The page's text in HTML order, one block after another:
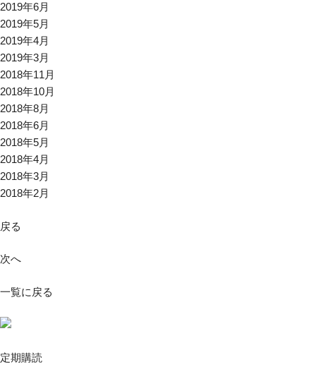
2019年6月
2019年5月
2019年4月
2019年3月
2018年11月
2018年10月
2018年8月
2018年6月
2018年5月
2018年4月
2018年3月
2018年2月
戻る
次へ
一覧に戻る
定期購読